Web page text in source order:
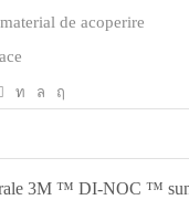
de acoperire
3M ™ DI-NOC ™